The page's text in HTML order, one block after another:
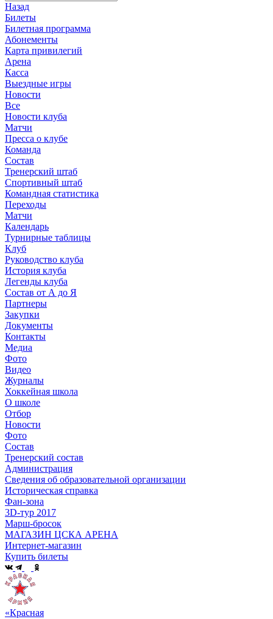
Назад
Билеты
Билетная программа
Абонементы
Карта привилегий
Арена
Касса
Выездные игры
Новости
Все
Новости клуба
Матчи
Пресса о клубе
Команда
Состав
Тренерский штаб
Спортивный штаб
Командная статистика
Переходы
Матчи
Календарь
Турнирные таблицы
Клуб
Руководство клуба
История клуба
Легенды клуба
Состав от А до Я
Партнеры
Закупки
Документы
Контакты
Медиа
Фото
Видео
Журналы
Хоккейная школа
О школе
Отбор
Новости
Фото
Состав
Тренерский состав
Администрация
Сведения об образовательной организации
Историческая справка
Фан-зона
3D-тур 2017
Марш-бросок
МАГАЗИН ЦСКА АРЕНА
Интернет-магазин
Купить билеты
«Красная